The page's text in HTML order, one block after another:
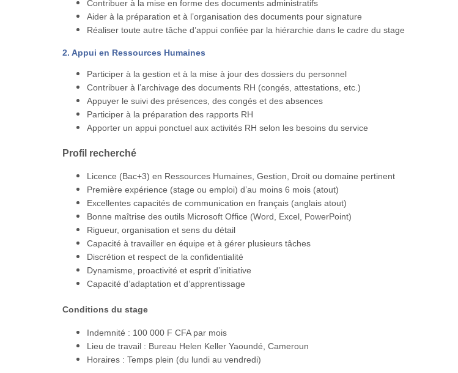
Contribuer à la mise en forme des documents administratifs
Aider à la préparation et à l’organisation des documents pour signature
Réaliser toute autre tâche d’appui confiée par la hiérarchie dans le cadre du stage
2. Appui en Ressources Humaines
Participer à la gestion et à la mise à jour des dossiers du personnel
Contribuer à l’archivage des documents RH (congés, attestations, etc.)
Appuyer le suivi des présences, des congés et des absences
Participer à la préparation des rapports RH
Apporter un appui ponctuel aux activités RH selon les besoins du service
Profil recherché
Licence (Bac+3) en Ressources Humaines, Gestion, Droit ou domaine pertinent
Première expérience (stage ou emploi) d’au moins 6 mois (atout)
Excellentes capacités de communication en français (anglais atout)
Bonne maîtrise des outils Microsoft Office (Word, Excel, PowerPoint)
Rigueur, organisation et sens du détail
Capacité à travailler en équipe et à gérer plusieurs tâches
Discrétion et respect de la confidentialité
Dynamisme, proactivité et esprit d’initiative
Capacité d’adaptation et d’apprentissage
Conditions du stage
Indemnité : 100 000 F CFA par mois
Lieu de travail : Bureau Helen Keller Yaoundé, Cameroun
Horaires : Temps plein (du lundi au vendredi)